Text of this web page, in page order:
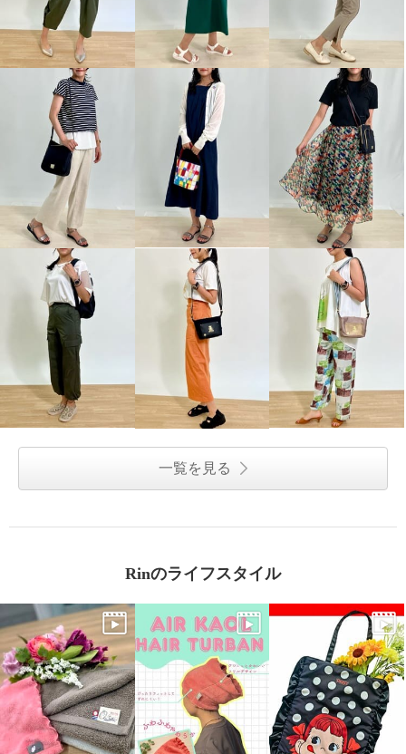
一覧を見る
Rinのライフスタイル